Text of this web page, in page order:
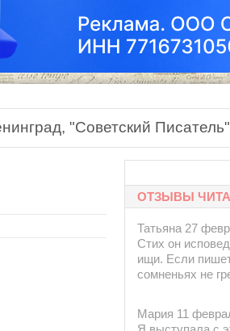
"Советский
ОТЗЫВЫ
Татьяна 27
Стих он
ищи. Если
сомненьях не
Мария 11